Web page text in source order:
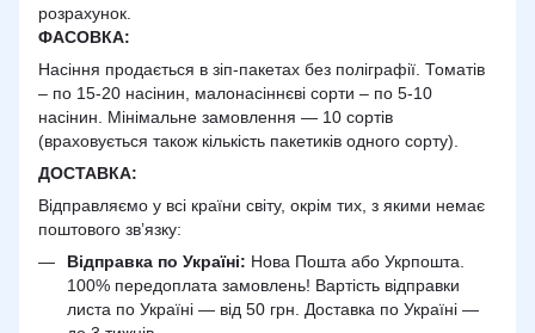
розрахунок.
ФАСОВКА:
Насіння продається в зіп-пакетах без поліграфії. Томатів
– по 15-20 насінин, малонасіннєві сорти – по 5-10
насінин. Мінімальне замовлення — 10 сортів
(враховується також кількість пакетиків одного сорту).
ДОСТАВКА:
Відправляємо у всі країни світу, окрім тих, з якими немає
поштового зв’язку:
Відправка по Україні: Нова Пошта або Укрпошта.
100% передоплата замовлень! Вартість відправки
листа по Україні — від 50 грн. Доставка по Україні —